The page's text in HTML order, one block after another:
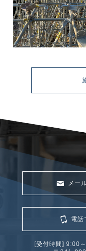
メー
電話
[受付時間] 9:00